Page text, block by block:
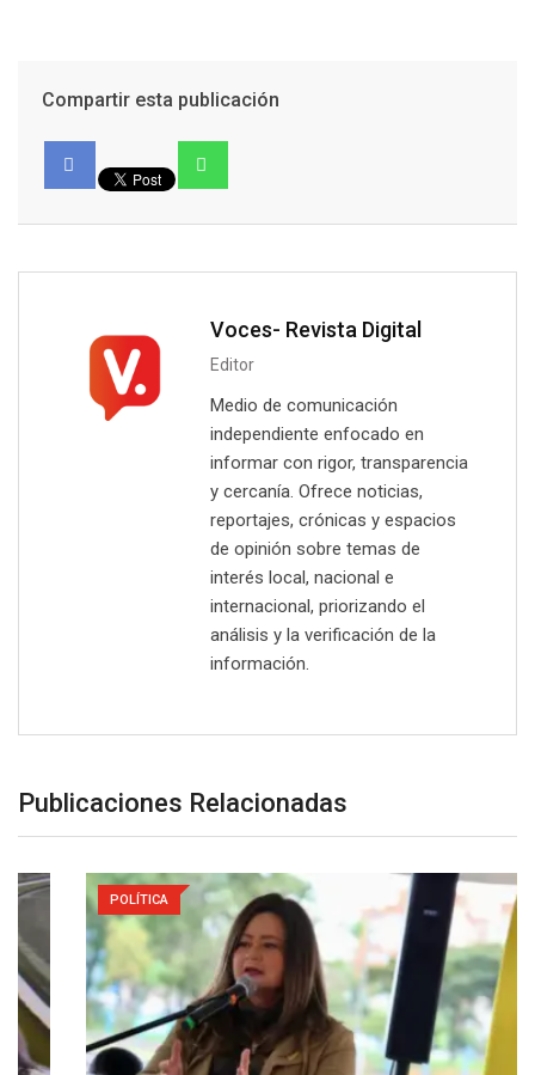
Compartir esta publicación
Voces- Revista Digital
Editor
Medio de comunicación
independiente enfocado en
informar con rigor, transparencia
y cercanía. Ofrece noticias,
reportajes, crónicas y espacios
de opinión sobre temas de
interés local, nacional e
internacional, priorizando el
análisis y la verificación de la
información.
Publicaciones Relacionadas
POLÍTICA